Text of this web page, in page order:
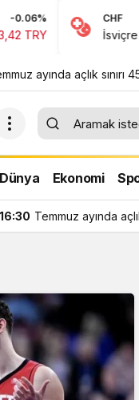
TRY
CHF
İsviçre
ayında açlık sınırı
389 TL, yoksulluk sınırı
818 TL oldu
Dünya Ekonomi
16:30 Temmuz ayında